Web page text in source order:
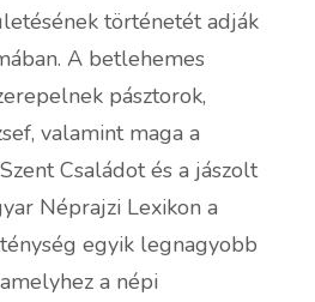
történetét adják
A betlehemes
pásztorok,
valamint maga a
Családot és a jászolt
Néprajzi Lexikon a
egyik legnagyobb
a népi